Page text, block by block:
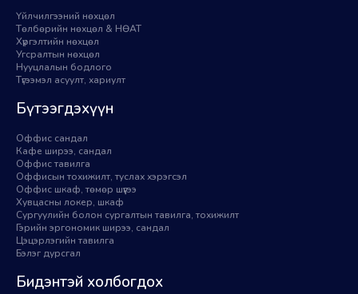
Үйлчилгээний нөхцөл
Төлбөрийн нөхцөл & НӨАТ
Хүргэлтийн нөхцөл
Угсралтын нөхцөл
Нууцлалын бодлого
Түгээмэл асуулт, хариулт
Бүтээгдэхүүн
Оффис сандал
Кафе ширээ, сандал
Оффис тавилга
Оффисын тохижилт, туслах хэрэгсэл
Оффис шкаф, төмөр шүүгээ
Хувцасны локер, шкаф
Сургуулийн болон сургалтын тавилга, тохижилт
Гэрийн эргономик ширээ, сандал
Цэцэрлэгийн тавилга
Бэлэг дурсгал
Бидэнтэй холбогдох